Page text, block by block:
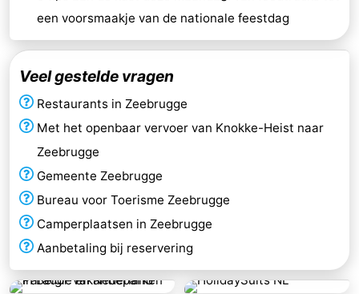
een voorsmaakje van de nationale feestdag
Veel gestelde vragen
Restaurants in Zeebrugge
Met het openbaar vervoer van Knokke-Heist naar
Zeebrugge
Gemeente Zeebrugge
Bureau voor Toerisme Zeebrugge
Camperplaatsen in Zeebrugge
Aanbetaling bij reservering